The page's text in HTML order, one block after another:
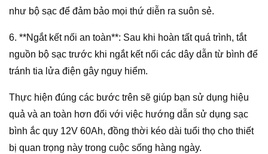
như bộ sạc để đảm bảo mọi thứ diễn ra suôn sẻ.
6. **Ngắt kết nối an toàn**: Sau khi hoàn tất quá trình, tắt
nguồn bộ sạc trước khi ngắt kết nối các dây dẫn từ bình để
tránh tia lửa điện gây nguy hiểm.
Thực hiện đúng các bước trên sẽ giúp bạn sử dụng hiệu
quả và an toàn hơn đối với việc hướng dẫn sử dụng sạc
bình ắc quy 12V 60Ah, đồng thời kéo dài tuổi thọ cho thiết
bị quan trọng này trong cuộc sống hàng ngày.